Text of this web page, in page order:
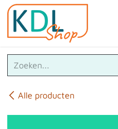
Overslaan naar inhoud
Alle producten